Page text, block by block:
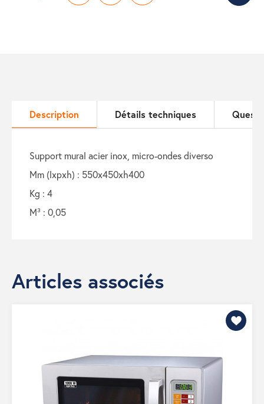
Description Détails techniques
support mural acier inox, micro-ondes diverso
mm (lxpxh) : 550x450xh400
kg : 4
m³ : 0,05
Articles associés